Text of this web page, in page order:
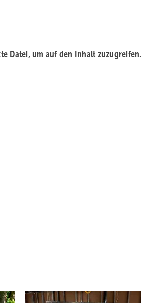
Datei, um auf den Inhalt zuzugreifen.